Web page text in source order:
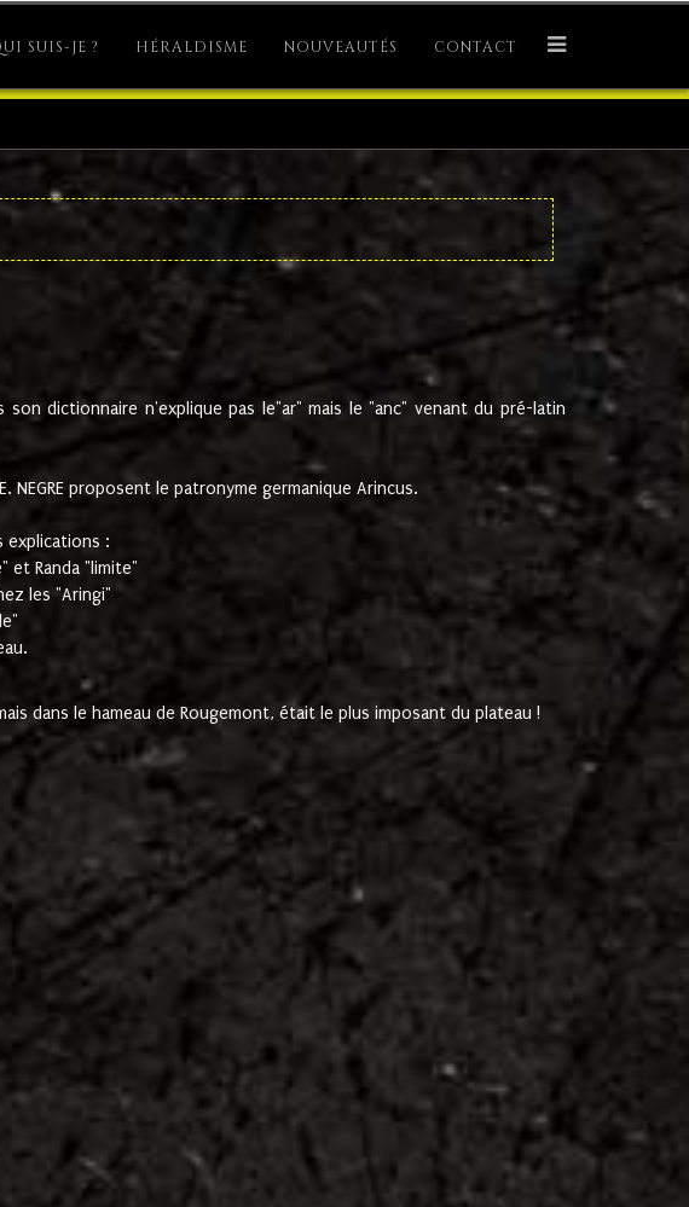
SUIS-JE ? HÉRALDISME NOUVEAUTÉS CONTACT
son dictionnaire n'explique pas le"ar" mais le "anc" venant du pré-latin
NEGRE proposent le patronyme germanique Arincus.
explications :
et Randa "limite"
les "Aringi"
dans le hameau de Rougemont, était le plus imposant du plateau !